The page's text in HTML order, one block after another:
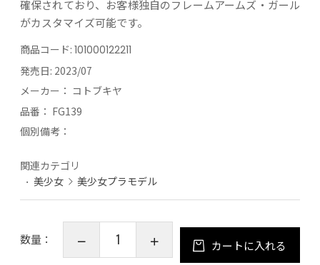
確保されており、お客様独自のフレームアームズ・ガール
がカスタマイズ可能です。
商品コード: 101000122211
発売日: 2023/07
メーカー： コトブキヤ
品番： FG139
個別備考：
関連カテゴリ
美少女
美少女プラモデル
数量： カートに入れる